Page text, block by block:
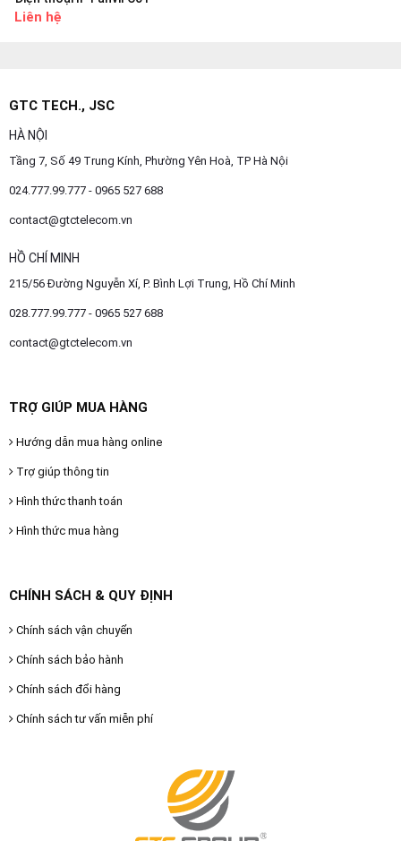
Liên hệ
GTC TECH., JSC
HÀ NỘI
Tầng 7, Số 49 Trung Kính, Phường Yên Hoà, TP Hà Nội
024.777.99.777 - 0965 527 688
contact@gtctelecom.vn
HỒ CHÍ MINH
215/56 Đường Nguyễn Xí, P. Bình Lợi Trung, Hồ Chí Minh
028.777.99.777 - 0965 527 688
contact@gtctelecom.vn
TRỢ GIÚP MUA HÀNG
Hướng dẫn mua hàng online
Trợ giúp thông tin
Hình thức thanh toán
Hình thức mua hàng
CHÍNH SÁCH & QUY ĐỊNH
Chính sách vận chuyển
Chính sách bảo hành
Chính sách đổi hàng
Chính sách tư vấn miễn phí